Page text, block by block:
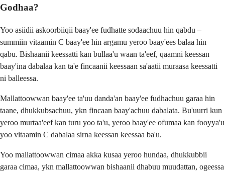
Godhaa?
Yoo asiidii askoorbiiqii baay'ee fudhatte sodaachuu hin qabdu –
summiin vitaamin C baay'ee hin argamu yeroo baay'ees balaa hin
qabu. Bishaanii keessatti kan bullaa'u waan ta'eef, qaamni keessan
baay'ina dabalaa kan ta'e fincaanii keessaan sa'aatii muraasa keessatti
ni balleessa.
Mallattoowwan baay'ee ta'uu danda'an baay'ee fudhachuu garaa hin
taane, dhukkubsachuu, ykn fincaan baay'achuu dabalata. Bu'uurri kun
yeroo murtaa'eef kan turu yoo ta'u, yeroo baay'ee ofumaa kan fooyya'u
yoo vitaamin C dabalaa sirna keessan keessaa ba'u.
Yoo mallattoowwan cimaa akka kusaa yeroo hundaa, dhukkubbii
garaa cimaa, ykn mallattoowwan bishaanii dhabuu muudattan, ogeessa